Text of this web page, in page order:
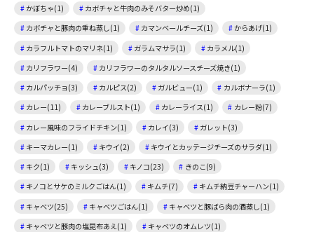
かぼちゃ(1)
カボチャと牛肉のみそバター炒め(1)
カボチャと豚肉の重ね蒸し(1)
カマンベールチーズ(1)
からあげ(1)
カラフルトマトのマリネ(1)
ガラムマサラ(1)
カラメル(1)
カリフラワー(4)
カリフラワーのタルタルソースチーズ焼き(1)
カルパッチョ(3)
カルピス(2) ガルビュー(1)
カルボナーラ(1)
カレー(11)
カレーブルスト(1) カレーライス(1)
カレー粉(7)
カレー風味のフライドチキン(1)
カレイ(3)
ガレット(3)
キーマカレー(1)
キウイ(2)
キウイとカッテージチーズのサラダ(1)
キク(1)
キッシュ(3) キノコ(23)
きのこ(9)
キノコとサケのミルクごはん(1)
キムチ(7)
キムチ納豆チャーハン(1)
キャベツ(25)
キャベツごはん(1)
キャベツと豚ばら肉の酒蒸し(1)
キャベツと豚肉の塩昆布あえ(1)
キャベツのオムレツ(1)